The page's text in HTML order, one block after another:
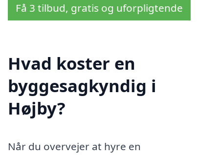
Få 3 tilbud, gratis og uforpligtende
Hvad koster en
byggesagkyndig i
Højby?
Når du overvejer at hyre en